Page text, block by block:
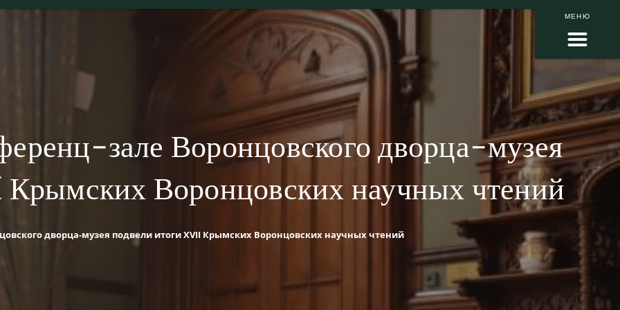
МЕНЮ
зале Воронцовского дворца-музея
Воронцовских научных чтений
дворца-музея подвели итоги XVII Крымских Воронцовских научных чтений